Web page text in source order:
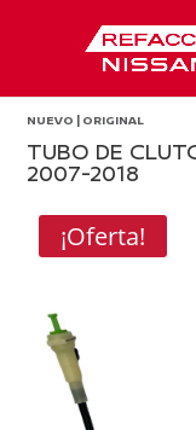
NUEVO | ORIGINAL
TUBO DE
2007-2018
¡Oferta!